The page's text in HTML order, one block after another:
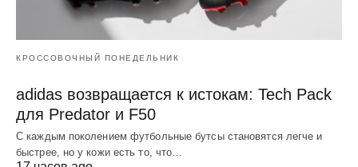
КРОССОВОЧНЫЙ ПОНЕДЕЛЬНИК
adidas возвращается к истокам: Tech Pack
для Predator и F50
С каждым поколением футбольные бутсы становятся легче и
быстрее, но у кожи есть то, что…